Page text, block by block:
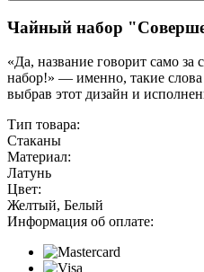
Чайный набор
«Да, название говорит само
набор!» — именно, такие
выбрав этот дизайн и
Тип товара:
Стаканы
Материал:
Латунь
Цвет:
Желтый, Белый
Информация об оплате: